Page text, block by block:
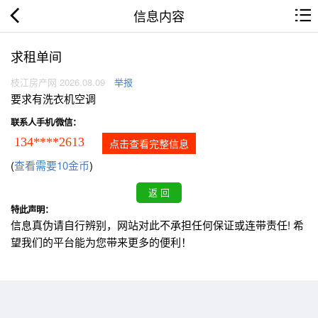
信息内容
求租单间
枝江房产网 2026.08.09 举报
要求有洗衣机空调
联系人手机/微信：
134****2613 点击查看完整信息
(查看需要10金币)
特此声明：
信息真伪请自行辨别，网站对此不承担任何保证或连带责任! 希
望我们的平台能为您带来更多的便利！